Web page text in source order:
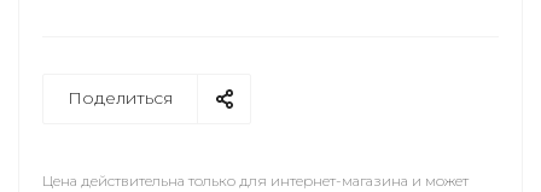
Поделиться
Цена действительна только для интернет-магазина и может